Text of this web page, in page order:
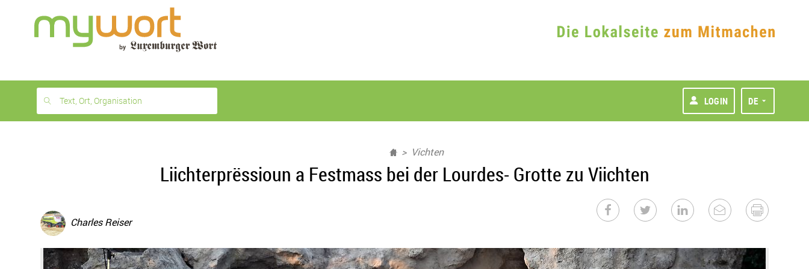
month
free
Text, Ort, Organisation LOGIN DE
Vichten
Liichterprëssioun a Festmass bei der Lourdes- Grotte zu Viichten
Charles Reiser